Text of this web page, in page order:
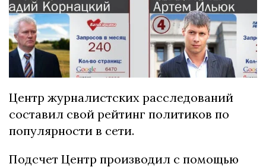
Центр журналистских расследований
составил свой рейтинг политиков по
популярности в сети.
Подсчет Центр производил с помощью